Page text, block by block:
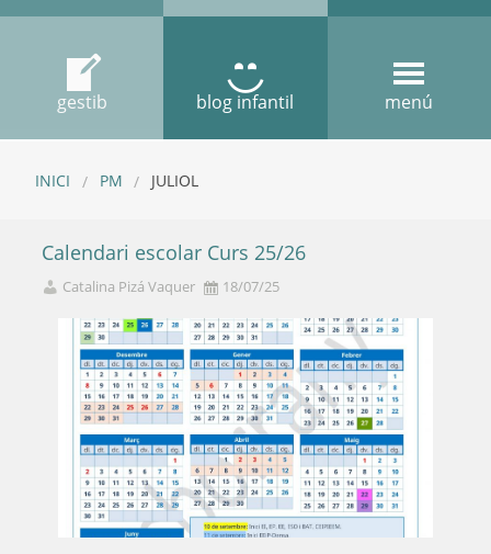
gestib blog infantil menú
INICI PM JULIOL
Calendari escolar Curs 25/26
Catalina Pizá Vaquer 18/07/25